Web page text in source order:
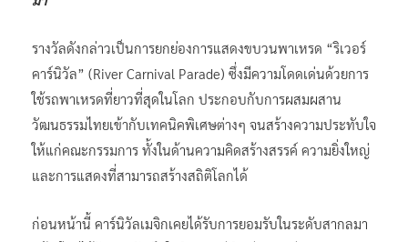
รางวัลดังกล่าวเป็นการยกย่องการแสดงขบวนพาเหรด “ริเวอร์
คาร์นิวัล” (River Carnival Parade) ซึ่งมีความโดดเด่นด้วยการ
ใช้รถพาเหรดที่ยาวที่สุดในโลก ประกอบกับการผสมผสาน
วัฒนธรรมไทยเข้ากับเทคนิคพิเศษต่างๆ จนสร้างความประทับใจ
และการแสดงที่สามารถสร้างสถิติโลกได้